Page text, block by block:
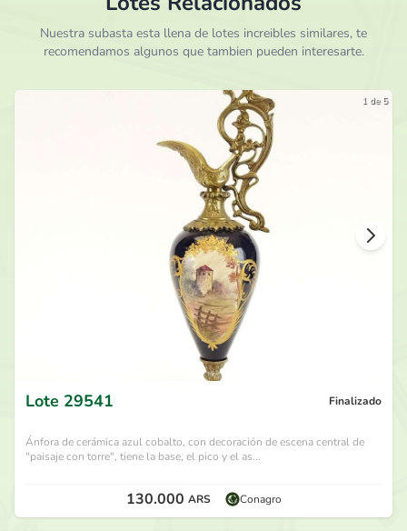
85.000 ARS por Guigui
hace 29 días
80.000
Haus Design
por Mary Joe Sequeira
por Haus Design
por Vivik
LRV
Nuestra subasta esta llena de lotes increibles similares, te
recomendamos algunos que tambien pueden interesarte.
1 de 5
Lote 29541 Finalizado
Ánfora de cerámica azul cobalto, con decoración de escena central de
"paisaje con torre", tiene la base, el pico y el as...
130.000 ARS Conagro